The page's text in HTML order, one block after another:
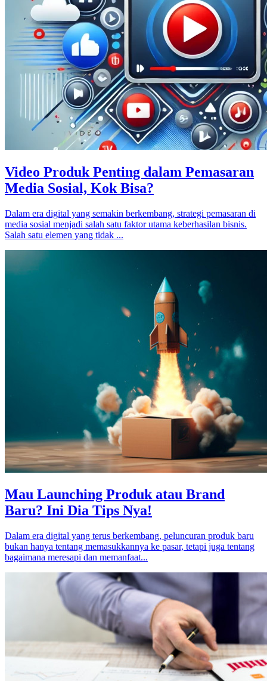
Video Produk Penting dalam Pemasaran
Media Sosial, Kok Bisa?
Dalam era digital yang semakin berkembang, strategi pemasaran di
media sosial menjadi salah satu faktor utama keberhasilan bisnis.
Salah satu elemen yang tidak ...
Mau Launching Produk atau Brand
Baru? Ini Dia Tips Nya!
Dalam era digital yang terus berkembang, peluncuran produk baru
bukan hanya tentang memasukkannya ke pasar, tetapi juga tentang
bagaimana meresapi dan memanfaat...